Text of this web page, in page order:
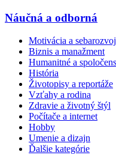
Náučná a odborná
Motivácia a sebarozvoj
Biznis a manažment
Humanitné a
História
Životopisy a reportáže
Vzťahy a rodina
Zdravie a životný štýl
Počítače a internet
Hobby
Umenie a dizajn
Ďalšie kategórie